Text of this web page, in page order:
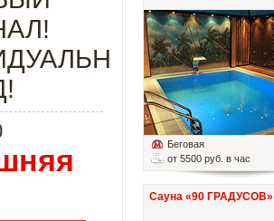
Беговая
от 5500 руб. в час
Сауна «90 ГРАДУСОВ»